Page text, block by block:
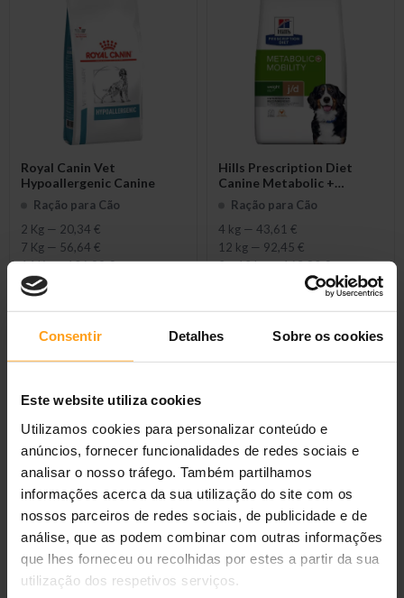
Consentir Detalhes Sobre os cookies
Este website utiliza cookies
Utilizamos cookies para personalizar conteúdo e
anúncios, fornecer funcionalidades de redes sociais e
analisar o nosso tráfego. Também partilhamos
informações acerca da sua utilização do site com os
nossos parceiros de redes sociais, de publicidade e de
análise, que as podem combinar com outras informações
que lhes forneceu ou recolhidas por estes a partir da sua
utilização dos respetivos serviços.
Royal Canin Vet
Hypoallergenic Canine
Ração para Cão
2 Kg — 20,34 €
7 Kg — 56,64 €
14 Kg—106,99 €
Hills Prescription Diet
Canine Metabolic +
Mobility with Chicken
Ração para Cão
4 kg — 43,61 €
12 kg — 92,45 €
2 x 12 kg—163,80 €
Royal Canin Vet Hepatic
1,5 Kg
13,80 €
7 kg
12 Kg—92,20 €
Royal Canin Vet
Hypoallergenic Moderate
Calorie Canine
19,31 €
7 Kg
14 Kg